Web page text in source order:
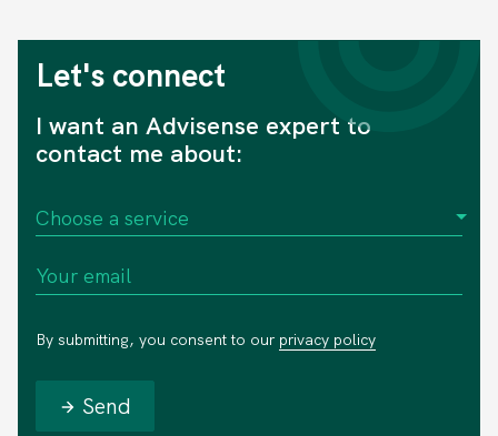
Let's connect
I want an Advisense expert to
contact me about:
By submitting, you consent to our privacy policy
Send